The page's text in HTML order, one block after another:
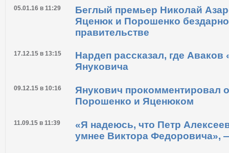
05.01.16 в 11:29
Беглый премьер Николай
Яценюк и Порошенко
правительстве
17.12.15 в 13:15
Нардеп рассказал, где
Януковича
09.12.15 в 10:16
Янукович прокомментировал
Порошенко и Яценюком
11.09.15 в 11:39
«Я надеюсь, что Петр
умнее Виктора Федоровича»,